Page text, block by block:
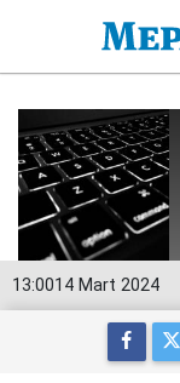
13:0014 Mart 2024